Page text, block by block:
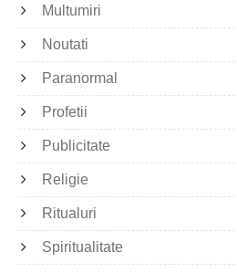
Multumiri
Noutati
Paranormal
Profetii
Publicitate
Religie
Ritualuri
Spiritualitate